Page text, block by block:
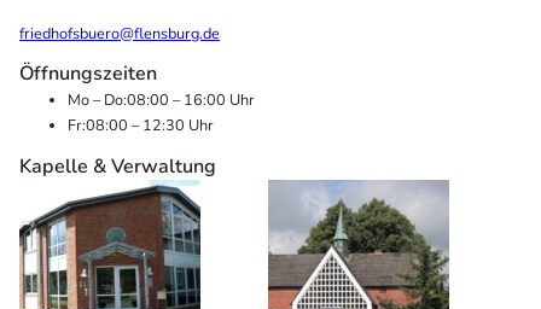
friedhofsbuero@flensburg.de
Öffnungszeiten
Mo – Do:08:00 – 16:00 Uhr
Fr:08:00 – 12:30 Uhr
Kapelle & Verwaltung